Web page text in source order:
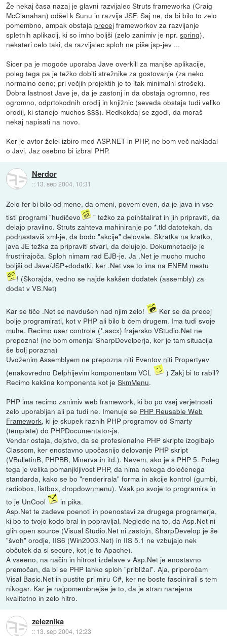
Že nekaj časa nazaj je glavni razvijalec Struts frameworka (Craig
McClanahan) odšel k Sunu in razvijaJSF. Saj ne, da bi bilo to zelo
pomembno, ampak obstajaprecej frameworkov za razvijanje
spletnih aplikacij, ki so imho boljši (zelo zanimiv je npr.spring),
nekateri celo taki, da razvijalec sploh ne piše jsp-jev ...
Sicer pa je mogoče uporaba Jave overkill za manjše aplikacije,
poleg tega pa je težko dobiti strežnike za gostovanje (za neko
normalno ceno; pri večjih projektih je to itak minimalni strošek).
Dobra lastnost Jave je, da je zastonj in da obstaja ogromno, res
ogromno, odprtokodnih orodij in knjižnic (seveda obstaja tudi veliko
orodij, ki stanejo muchos $$$). Redkokdaj se zgodi, da moraš
nekaj napisati na novo.
Ker je avtor želel izbiro med ASP.NET in PHP, ne bom več nakladal
o Javi. Jaz osebno bi izbral PHP.
Nerdor
:: 13. sep 2004, 10:31
Zelo fer bi bilo od mene, da omeni, povem even, da je java in vse
tisti programi "hudičevo
" težko za poinštalirat in jih pripraviti, da
delajo pravilno. Struts zahteva mahiniranje po *.tld datotekah, da
podnastaviš xml-je, da bodo "akcije" delovale. Skratka na kratko,
java JE težka za pripraviti stvari, da delujejo. Dokumnetacije je
frustrirajoča. Sploh nimam rad EJB-je. Ja .Net je mucho mucho
boljši od Jave/JSP+dodatki, ker .Net vse to ima na ENEM mestu
! (Skorajda, vedno se najde kakšen dodatek (assembly) za
dodat v VS.Net)
Kar se tiče .Net se navdušen nad njim zelo!
Ker se da precej
bolje programirati, kot v PHP ali bilo b čem drugem. Ima tudi svoje
muhe. Recimo user controle (*.ascx) frajersko VStudio.Net ne
prepozna! (ne bom omenjal SharpDevelperja, ker je tam situacija
še bolj porazna)
Uvoženim Assemblyem ne prepozna niti Eventov niti Propertyev
(enakovredno Delphijevim komponentam VCL
) Zakj bi to rabil?
Recimo kakšna komponenta kot jeSkmMenu.
PHP ima recimo zanimiv web framework, ki bo po vsej verjetnosti
zelo uporabljan ali pa tudi ne. Imenuje se PHP Reusable Web
Framework, ki je skupek raznih PHP programov od Smarty
(template) do PHPDocumentator-ja.
Vendar ostaja, dejstvo, da se profesionalne PHP skripte izogibajo
Classom, ker enostavno upočasnijo delovanje PHP skript
(VBulletinB, PHPBB, Minerva in itd.). Nevem, ako je s PHP 5. Poleg
tega je velika pomanjkljivost PHP, da nima nekega določenega
standarda, kako se bo "renderirala" forma in akcije kontrol (gumbi,
radiobox, listbox, dropdownmenu). Vsak po svoje to programira in
to je UnCool
in pika.
Asp.Net te zadeve poenoti in poenostavi za drugega programerja,
ki bo to tvojo kodo bral in popravljal. Neglede na to, da Asp.Net ni
glih open source (Visual Studio.Net ni zastojn, SharpDevelop je še
"švoh" orodje, IIS6 (Win2003.Net) in IIS 5.1 ne vzbujajo nek
občutek da si secure, kot je to Apache).
A vseeno, na način in hitrost izdelave v Asp.Net je enostavno
premočan, da bi se PHP lahko sploh "približal". Aja, priporočam
Visal Basic.Net in pustite pri miru C#, ker ne boste fascinirali s tem
nikogar. Kar je najpomembnejše je to, da je stran narejena
kvalitetno in zelo hitro.
zeleznika
:: 13. sep 2004, 12:23